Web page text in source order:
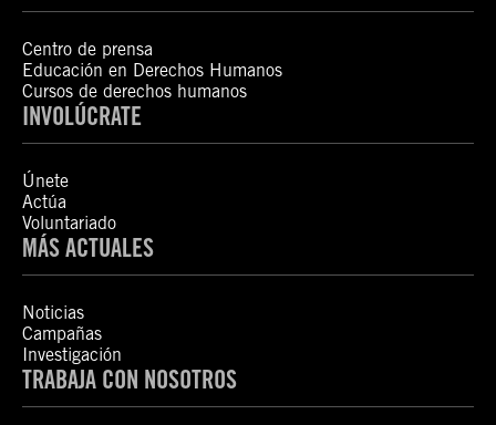
Centro de prensa
Educación en Derechos Humanos
Cursos de derechos humanos
INVOLÚCRATE
Únete
Actúa
Voluntariado
MÁS ACTUALES
Noticias
Campañas
Investigación
TRABAJA CON NOSOTROS